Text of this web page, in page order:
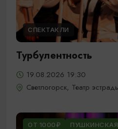
СПЕКТАКЛИ
Турбулентность
19.08.2026 19:30
Светлогорск, Театр
ОТ 1000₽